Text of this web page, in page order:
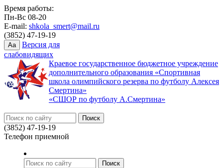
Время работы:
Пн-Вс 08-20
E-mail: shkola_smert@mail.ru
(3852) 47-19-19
Aa
Версия для
слабовидящих
Краевое государственное бюджетное учреждение
дополнительного образования «Спортивная
школа олимпийского резерва по футболу Алексея
Смертина»
«СШОР по футболу А.Смертина»
(3852) 47-19-19
Телефон приемной